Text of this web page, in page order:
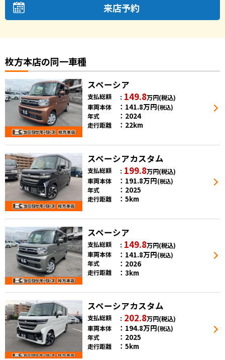
来店予約
枚方本店の同一車種
スペーシア
支払総額 149.8万円(税込)
車両本体
141.8万円(税込)
年式 2024
走行距離 22km
スペーシアカスタム
支払総額 199.8万円(税込)
車両本体
191.8万円(税込)
年式 2025
走行距離 5km
スペーシア
支払総額 149.8万円(税込)
車両本体
141.8万円(税込)
年式 2026
走行距離 3km
スペーシアカスタム
支払総額 202.8万円(税込)
車両本体
194.8万円(税込)
年式 2025
走行距離 5km